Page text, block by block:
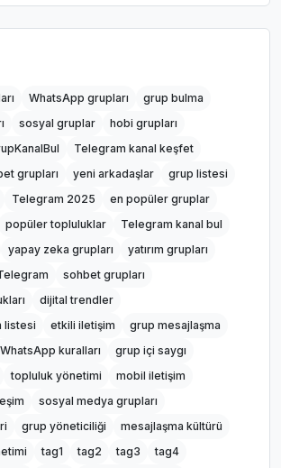
WhatsApp grupları
grup bulma
sosyal gruplar
hobi grupları
Telegram kanal keşfet
grupları
yeni arkadaşlar
grup listesi
Telegram 2025
en popüler gruplar
popüler topluluklar
Telegram kanal bul
yapay zeka grupları
yatırım grupları
sohbet grupları
dijital trendler
listesi
etkili iletişim
grup mesajlaşma
WhatsApp kuralları
grup içi saygı
topluluk yönetimi
mobil iletişim
sosyal medya grupları
grup yöneticiliği
mesajlaşma kültürü
tag1 tag2 tag3
tag4